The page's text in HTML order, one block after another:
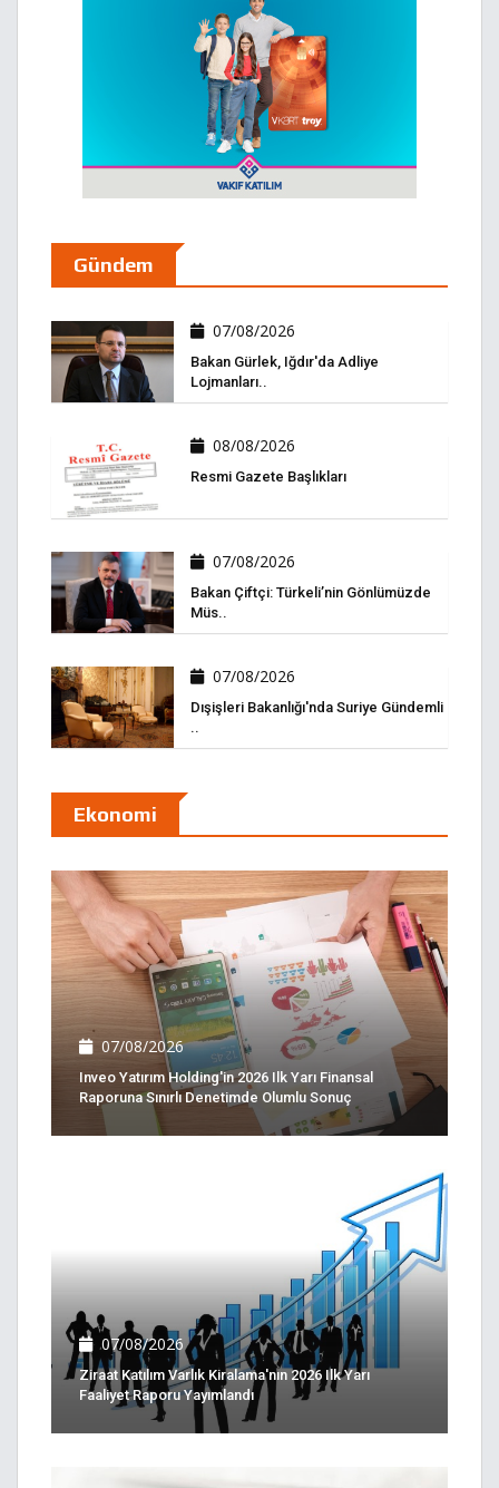
Gündem
07/08/2026
Bakan Gürlek, Iğdır'da Adliye
Lojmanları..
08/08/2026
Resmi Gazete Başlıkları
07/08/2026
Bakan Çiftçi: Türkeli’nin Gönlümüzde
Müs..
07/08/2026
Dışişleri Bakanlığı'nda Suriye Gündemli
..
Ekonomi
07/08/2026
Inveo Yatırım Holding'in 2026 Ilk Yarı Finansal
Raporuna Sınırlı Denetimde Olumlu Sonuç
07/08/2026
Ziraat Katılım Varlık Kiralama'nın 2026 Ilk Yarı
Faaliyet Raporu Yayımlandı